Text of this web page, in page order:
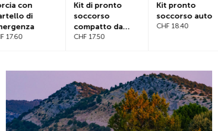
Kit di pronto
soccorso
compatto da
viaggio
CHF 17.50
Kit pronto
soccorso auto
CHF 18.40